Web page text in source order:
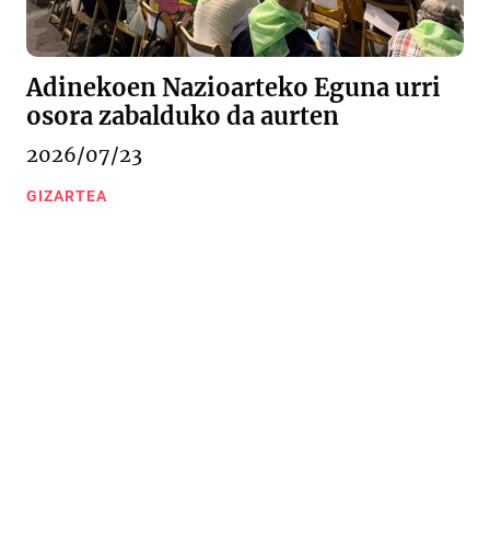
Adinekoen Nazioarteko Eguna urri
osora zabalduko da aurten
2026/07/23
GIZARTEA